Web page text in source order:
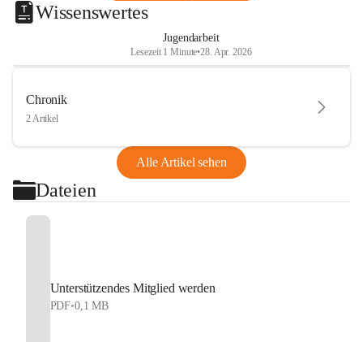
Wissenswertes
Jugendarbeit
Lesezeit 1 Minute•28. Apr. 2026
Chronik
2 Artikel
Alle Artikel sehen
Dateien
Unterstützendes Mitglied werden
PDF•0,1 MB